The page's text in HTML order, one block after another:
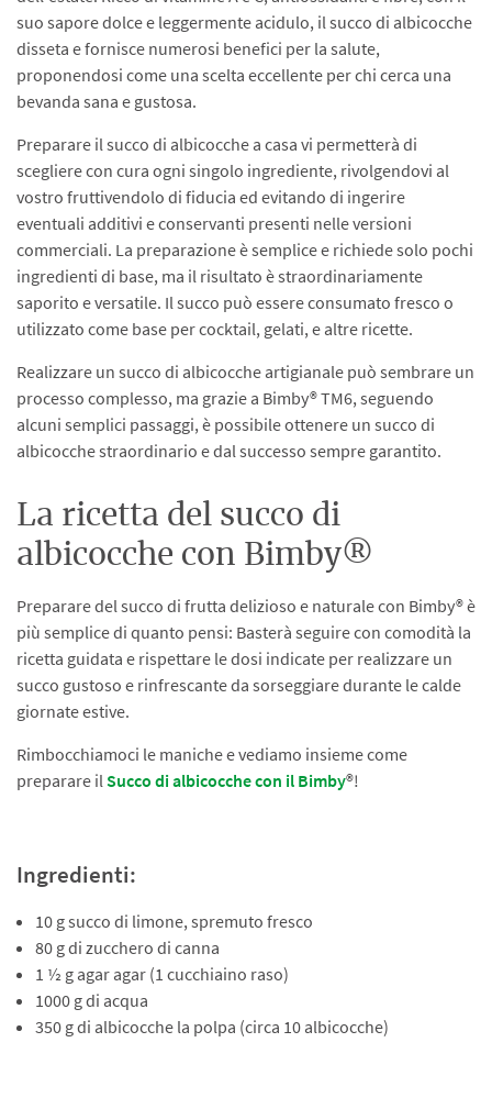
suo sapore dolce e leggermente acidulo, il succo di albicocche
disseta e fornisce numerosi benefici per la salute,
proponendosi come una scelta eccellente per chi cerca una
bevanda sana e gustosa.
Preparare il succo di albicocche a casa vi permetterà di
scegliere con cura ogni singolo ingrediente, rivolgendovi al
vostro fruttivendolo di fiducia ed evitando di ingerire
eventuali additivi e conservanti presenti nelle versioni
commerciali. La preparazione è semplice e richiede solo pochi
ingredienti di base, ma il risultato è straordinariamente
saporito e versatile. Il succo può essere consumato fresco o
utilizzato come base per cocktail, gelati, e altre ricette.
Realizzare un succo di albicocche artigianale può sembrare un
processo complesso, ma grazie a Bimby® TM6, seguendo
alcuni semplici passaggi, è possibile ottenere un succo di
albicocche straordinario e dal successo sempre garantito.
La ricetta del succo di
albicocche con Bimby®
Preparare del succo di frutta delizioso e naturale con Bimby® è
più semplice di quanto pensi: Basterà seguire con comodità la
ricetta guidata e rispettare le dosi indicate per realizzare un
succo gustoso e rinfrescante da sorseggiare durante le calde
giornate estive.
Rimbocchiamoci le maniche e vediamo insieme come
preparare il Succo di albicocche con il Bimby®!
Ingredienti:
10 g succo di limone, spremuto fresco
80 g di zucchero di canna
1 ½ g agar agar (1 cucchiaino raso)
1000 g di acqua
350 g di albicocche la polpa (circa 10 albicocche)